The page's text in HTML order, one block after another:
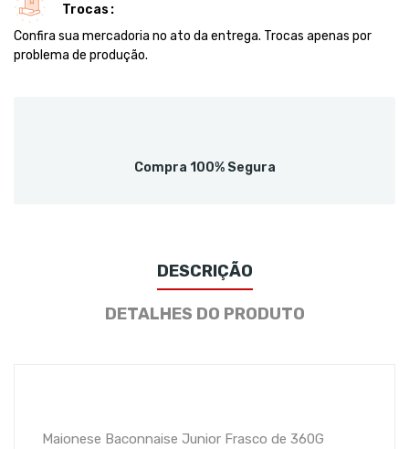
Trocas
Confira sua mercadoria no ato da entrega. Trocas apenas por
problema de produção.
Compra 100% Segura
DESCRIÇÃO
DETALHES DO PRODUTO
Maionese Baconnaise Junior Frasco de 360G